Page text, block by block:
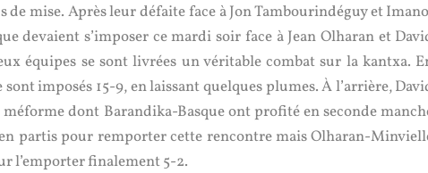
de mise. Après leur défaite face à Jon Tambourindéguy et
devaient s’imposer ce mardi soir face à Jean Olharan et
équipes se sont livrées un véritable combat sur la kantxa.
imposés 15-9, en laissant quelques plumes. À l’arrière,
dont Barandika-Basque ont profité en seconde
partis pour remporter cette rencontre mais Olharan-
l’emporter finalement 5-2.